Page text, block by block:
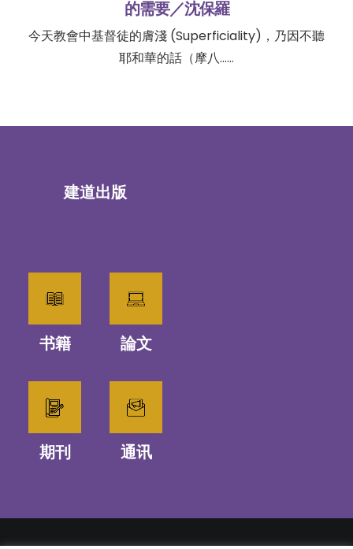
的需要／沈保羅
今天教會中基督徒的膚淺 (Superficiality)，乃因不聽
耶和華的話（摩八……
建道出版
书籍 論文
期刊 通讯